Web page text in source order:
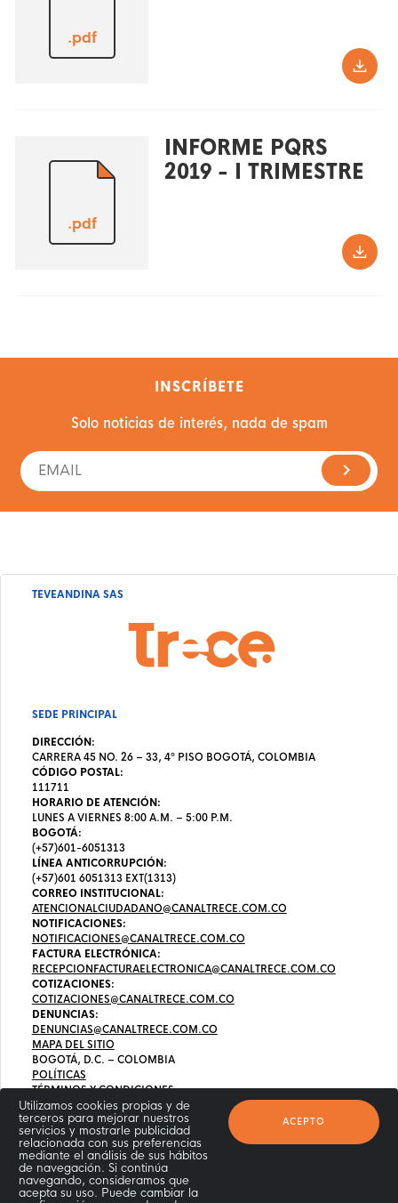
Utilizamos cookies propias y de
terceros para mejorar nuestros
servicios y mostrarle publicidad
relacionada con sus preferencias
mediante el análisis de sus hábitos
de navegación. Si continúa
navegando, consideramos que
acepta su uso. Puede cambiar la
ACEPTO
.pdf
.pdf
INFORME PQRS
2019 - I TRIMESTRE
INSCRÍBETE
Solo noticias de interés, nada de spam
TEVEANDINA SAS
SEDE PRINCIPAL
DIRECCIÓN:
CARRERA 45 NO. 26 – 33, 4º PISO BOGOTÁ, COLOMBIA
CÓDIGO POSTAL:
111711
HORARIO DE ATENCIÓN:
LUNES A VIERNES 8:00 A.M. – 5:00 P.M.
BOGOTÁ:
(+57)601-6051313
LÍNEA ANTICORRUPCIÓN:
(+57)601 6051313 EXT(1313)
CORREO INSTITUCIONAL:
ATENCIONALCIUDADANO@CANALTRECE.COM.CO
NOTIFICACIONES:
NOTIFICACIONES@CANALTRECE.COM.CO
FACTURA ELECTRÓNICA:
RECEPCIONFACTURAELECTRONICA@CANALTRECE.COM.CO
COTIZACIONES:
COTIZACIONES@CANALTRECE.COM.CO
DENUNCIAS:
DENUNCIAS@CANALTRECE.COM.CO
MAPA DEL SITIO
BOGOTÁ, D.C. – COLOMBIA
POLÍTICAS
TÉRMINOS Y CONDICIONES